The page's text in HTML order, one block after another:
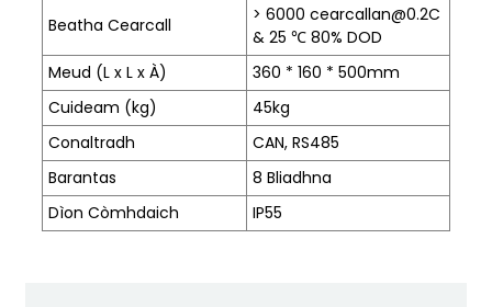
Beatha Cearcall
> 6000 cearcallan@0.2C
& 25 ℃ 80% DOD
Meud (L x L x À)
360 * 160 * 500mm
Cuideam (kg)
45kg
Conaltradh
CAN, RS485
Barantas
8 Bliadhna
Dìon Còmhdaich
IP55